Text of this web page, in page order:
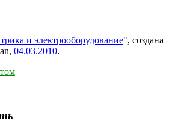
и электрооборудование", создана
, 04.03.2010.